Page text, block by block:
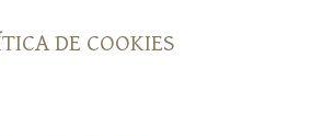
DE COOKIES